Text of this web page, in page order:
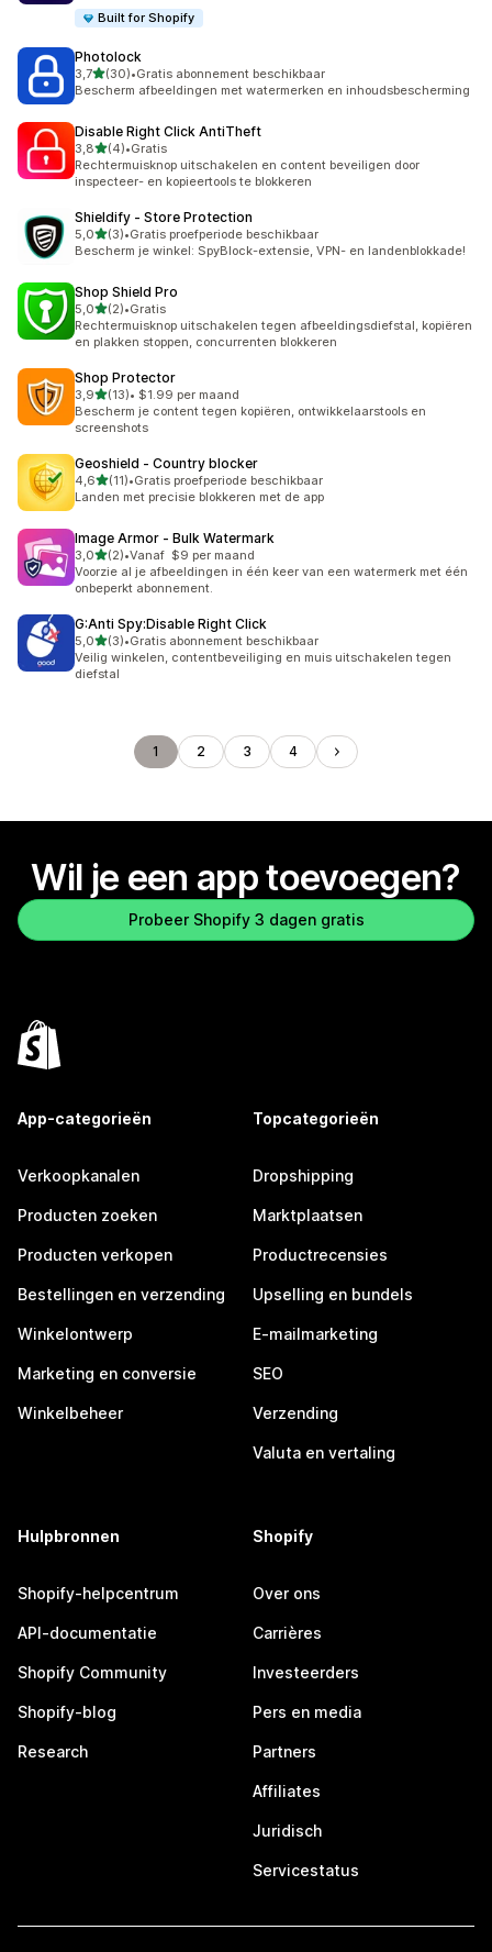
Built for Shopify
Photolock
3,7van 5 sterren
(30)
30 recensies in totaal
•Gratis abonnement beschikbaar
Bescherm afbeeldingen met watermerken en inhoudsbescherming
Disable Right Click AntiTheft
3,8van 5 sterren
(4)
4 recensies in totaal
•Gratis
Rechtermuisknop uitschakelen en content beveiligen door
inspecteer- en kopieertools te blokkeren
Shieldify ‑ Store Protection
5,0van 5 sterren
(3)
3 recensies in totaal
•Gratis proefperiode beschikbaar
Bescherm je winkel: SpyBlock-extensie, VPN- en landenblokkade!
Shop Shield Pro
5,0van 5 sterren
(2)
2 recensies in totaal
•Gratis
Rechtermuisknop uitschakelen tegen afbeeldingsdiefstal, kopiëren
en plakken stoppen, concurrenten blokkeren
Shop Protector
3,9van 5 sterren
(13)
13 recensies in totaal
• $1.99 per maand
Bescherm je content tegen kopiëren, ontwikkelaarstools en
screenshots
Geoshield ‑ Country blocker
4,6van 5 sterren
(11)
11 recensies in totaal
•Gratis proefperiode beschikbaar
Landen met precisie blokkeren met de app
Image Armor ‑ Bulk Watermark
3,0van 5 sterren
(2)
2 recensies in totaal
•Vanaf $9 per maand
Voorzie al je afbeeldingen in één keer van een watermerk met één
onbeperkt abonnement.
G:Anti Spy:Disable Right Click
5,0van 5 sterren
(3)
3 recensies in totaal
•Gratis abonnement beschikbaar
Veilig winkelen, contentbeveiliging en muis uitschakelen tegen
diefstal
1 2 3 4
Wil je een app toevoegen?
Probeer Shopify 3 dagen gratis
App-categorieën
Verkoopkanalen
Producten zoeken
Producten verkopen
Bestellingen en verzending
Winkelontwerp
Marketing en conversie
Winkelbeheer
Topcategorieën
Dropshipping
Marktplaatsen
Productrecensies
Upselling en bundels
E-mailmarketing
SEO
Verzending
Valuta en vertaling
Hulpbronnen
Shopify-helpcentrum
API-documentatie
Shopify Community
Shopify-blog
Research
Shopify
Over ons
Carrières
Investeerders
Pers en media
Partners
Affiliates
Juridisch
Servicestatus